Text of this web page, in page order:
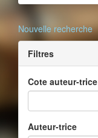
Nouvelle recherche
Filtres
Cote auteur-trice
Auteur-trice